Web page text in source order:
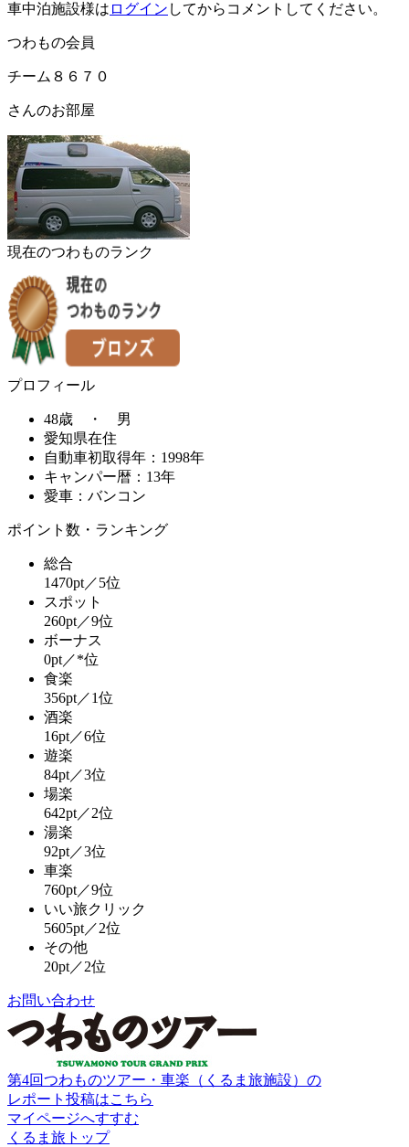
車中泊施設様は ログイン してからコメントしてください。
つわもの会員
チーム８６７０
さんのお部屋
現在のつわものランク
プロフィール
48歳 ・ 男
愛知県在住
自動車初取得年：1998年
キャンパー暦：13年
愛車：バンコン
ポイント数・ランキング
総合
1470pt／5位
スポット
260pt／9位
ボーナス
0pt／*位
食楽
356pt／1位
酒楽
16pt／6位
遊楽
84pt／3位
場楽
642pt／2位
湯楽
92pt／3位
車楽
760pt／9位
いい旅クリック
5605pt／2位
その他
20pt／2位
お問い合わせ
第4回つわものツアー・車楽（くるま旅施設）の
レポート投稿はこちら
マイページへすすむ
くるま旅トップ